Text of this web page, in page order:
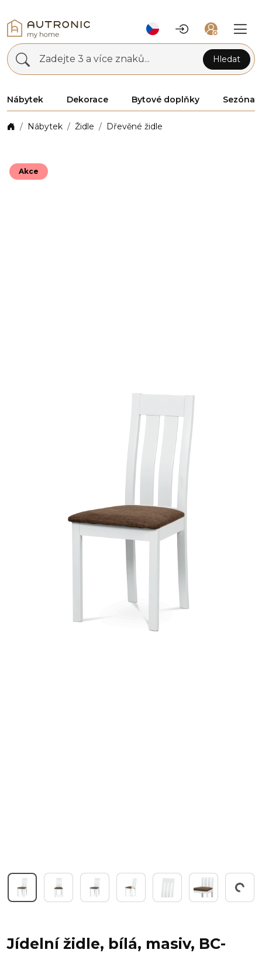
Zadejte 3 a více znaků... Hledat
Nábytek Dekorace Bytové doplňky Sezóna
Nábytek Židle Dřevěné židle
Pracuji...
Akce
Jídelní židle, bílá, masiv, BC-